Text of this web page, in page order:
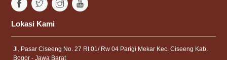
Lokasi Kami
Jl. Pasar Ciseeng No. 27 Rt 01/ Rw 04 Parigi Mekar Kec. Ciseeng Kab.
Bogor - Jawa Barat